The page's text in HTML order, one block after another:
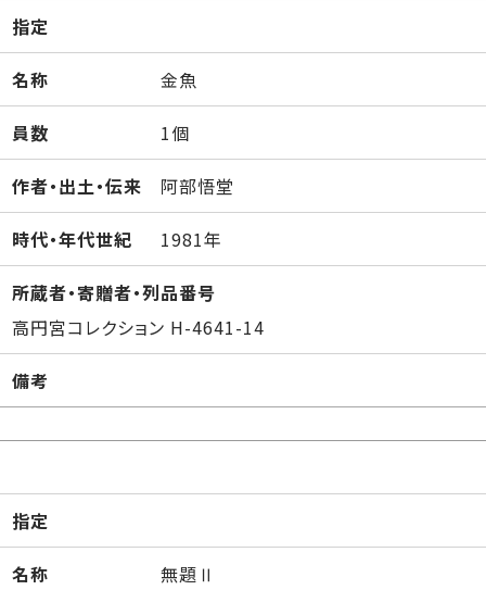
指定
名称 金魚
員数 1個
作者・出土・伝来 阿部悟堂
時代・年代世紀 1981年
所蔵者・寄贈者・列品番号
高円宮コレクション H-4641-14
備考
指定
名称 無題Ⅱ